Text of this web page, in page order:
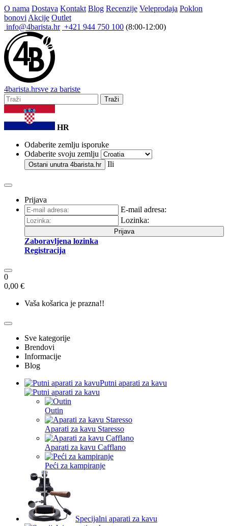
O nama Dostava Kontakt Blog Recenzije Veleprodaja Poklon
bonovi Akcije Outlet
info@4barista.hr +421 944 750 100 (8:00-12:00)
4barista.hrsve za bariste
Traži
HR
Odaberite zemlju isporuke
Odaberite svoju zemlju
Ostani unutra 4barista.hr Ili
Prijava
E-mail adresa:
Lozinka:
Prijava
Zaboravljena lozinka
Registracija
0
0,00 €
Vaša košarica je prazna!!
Sve kategorije
Brendovi
Informacije
Blog
Putni aparati za kavu
Outin
Aparati za kavu Staresso
Aparati za kavu Cafflano
Peći za kampiranje
Specijalni aparati za kavu